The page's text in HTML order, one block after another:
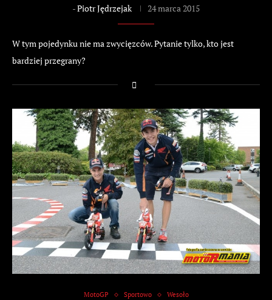
-Piotr Jędrzejak 24 marca 2015
W tym pojedynku nie ma zwycięzców. Pytanie tylko, kto jest
bardziej przegrany?
MotoGP Sportowo Wesoło